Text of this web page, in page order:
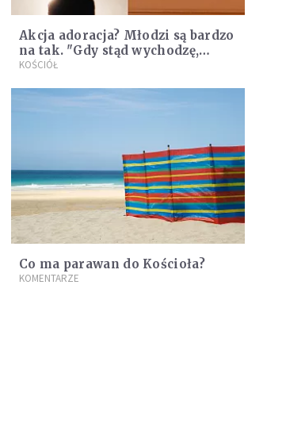
Akcja adoracja? Młodzi są bardzo
na tak. "Gdy stąd wychodzę,
jestem bardziej sobą"
KOŚCIÓŁ
Co ma parawan do Kościoła?
KOMENTARZE